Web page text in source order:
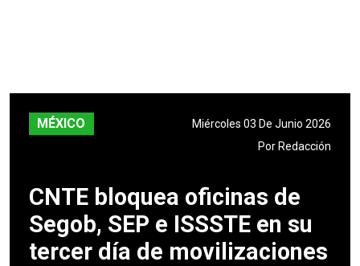
MÉXICO
Miércoles 03 De Junio 2026
Por Redacción
CNTE bloquea oficinas de
Segob, SEP e ISSSTE en su
tercer día de movilizaciones